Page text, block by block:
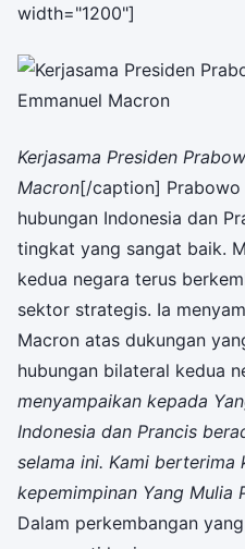
width="1200"]
Kerjasama Presiden
Macron[/caption] Prabowo
hubungan Indonesia dan
tingkat yang sangat baik.
kedua negara terus
sektor strategis. Ia
Macron atas dukungan
hubungan bilateral kedua
menyampaikan kepada
Indonesia dan Prancis
selama ini. Kami berterima
kepemimpinan Yang Mulia
Dalam perkembangan